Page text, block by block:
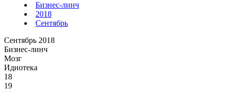
Бизнес-линч
2018
Сентябрь
Сентябрь 2018
Бизнес-линч
Мозг
Идиотека
18
19